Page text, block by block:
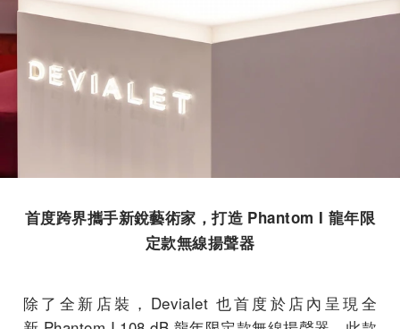
首度跨界攜手新銳藝術家，打造 Phantom I 龍年限
定款無線揚聲器
除了全新店裝，Devialet 也首度於店內呈現全